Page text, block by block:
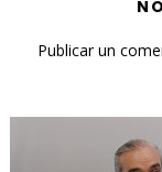
Publicar un